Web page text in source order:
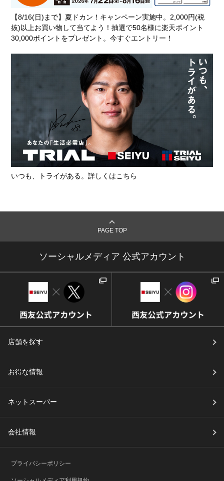
【8/16(日)まで】夏ドカン！キャンペーン実施中。2,000円(税
抜)以上お買い物して当てよう！抽選で50名様に楽天ポイント
30,000ポイントをプレゼント。今すぐエントリー！
いつも、トライがある。詳しくはこちら
PAGE TOP
ソーシャルメディア 公式アカウント
店舗を探す
お得な情報
ネットスーパー
会社情報
プライバシーポリシー